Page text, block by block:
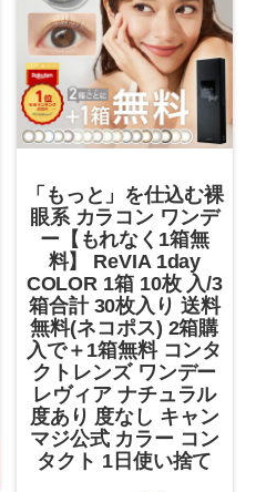
「もっと」を仕込む裸
眼系 カラコン ワンデ
ー【もれなく1箱無
料】 ReVIA 1day
COLOR 1箱 10枚 入/3
箱合計 30枚入り 送料
無料(ネコポス) 2箱購
入で＋1箱無料 コンタ
クトレンズ ワンデー
レヴィア ナチュラル
度あり 度なし キャン
マジ公式 カラー コン
タクト 1日使い捨て